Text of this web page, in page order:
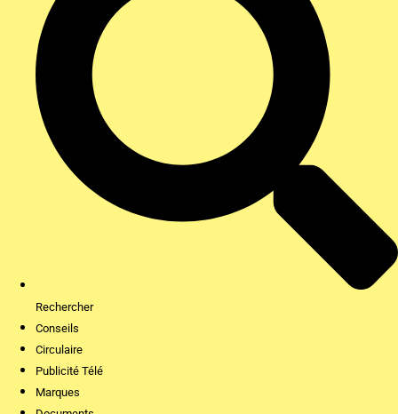
Rechercher
Conseils
Circulaire
Publicité Télé
Marques